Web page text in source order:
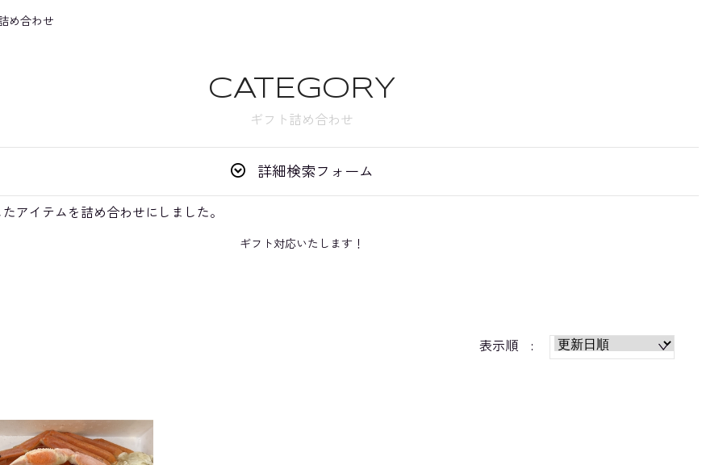
め合わせ
CATEGORY
ギフト詰め合わせ
詳細検索フォーム
たアイテムを詰め合わせにしました。
ギフト対応いたします！
表示順 :